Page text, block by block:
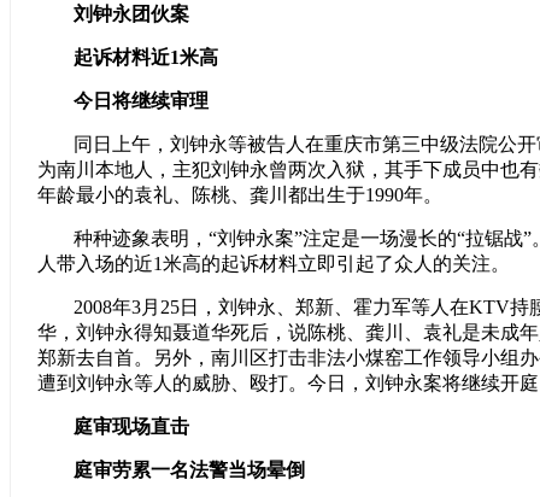
刘钟永团伙案
起诉材料近1米高
今日将继续审理
同日上午，刘钟永等被告人在重庆市第三中级法院公
为南川本地人，主犯刘钟永曾两次入狱，其手下成员中也
年龄最小的袁礼、陈桃、龚川都出生于1990年。
种种迹象表明，“刘钟永案”注定是一场漫长的“拉锯战
人带入场的近1米高的起诉材料立即引起了众人的关注。
2008年3月25日，刘钟永、郑新、霍力军等人在KTV持
华，刘钟永得知聂道华死后，说陈桃、龚川、袁礼是未成
郑新去自首。另外，南川区打击非法小煤窑工作领导小组
遭到刘钟永等人的威胁、殴打。今日，刘钟永案将继续开
庭审现场直击
庭审劳累一名法警当场晕倒